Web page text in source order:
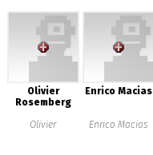
Olivier
Rosemberg
Olivier
Enrico Macias
Enrico Macias